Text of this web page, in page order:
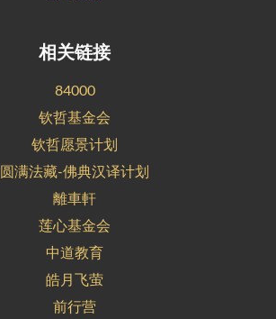
相关链接
84000
钦哲基金会
钦哲愿景计划
圆满法藏-佛典汉译计划
離車軒
莲心基金会
中道教育
皓月飞萤
前行营